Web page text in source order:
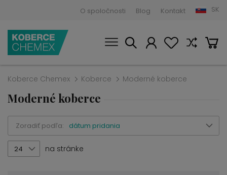
O spoločnosti Blog Kontakt SK
Koberce Chemex Koberce Moderné koberce
Moderné koberce
Zoradiť podľa: dátum pridania
24 na stránke